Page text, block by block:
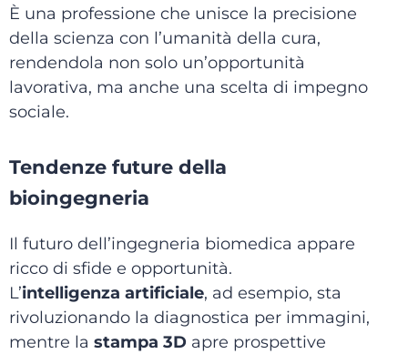
È una professione che unisce la precisione
della scienza con l’umanità della cura,
rendendola non solo un’opportunità
lavorativa, ma anche una scelta di impegno
sociale.
Tendenze future della
bioingegneria
Il futuro dell’ingegneria biomedica appare
ricco di sfide e opportunità.
L’intelligenza artificiale, ad esempio, sta
rivoluzionando la diagnostica per immagini,
mentre la stampa 3D apre prospettive